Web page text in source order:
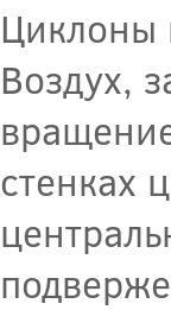
Циклоны
Воздух,
стенках